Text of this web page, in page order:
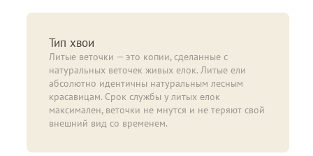
Тип хвои
Литые веточки — это копии, сделанные с
натуральных веточек живых елок. Литые ели
абсолютно идентичны натуральным лесным
красавицам. Срок службы у литых елок
максимален, веточки не мнутся и не теряют свой
внешний вид со временем.